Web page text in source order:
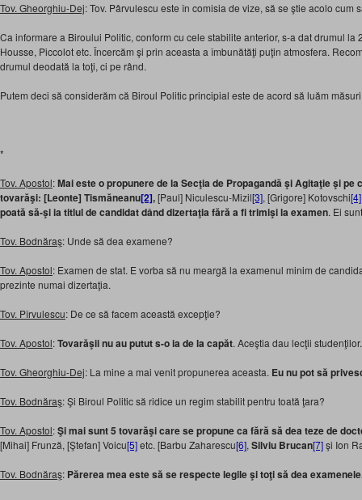
Tov. Gheorghiu-Dej: Tov. Pârvulescu este în comisia de vize, să se ştie acolo cum
Ca informare a Biroului Politic, conform cu cele stabilite anterior, s-a dat drumul la
Housse, Piccolot etc. Încercăm şi prin aceasta a îmbunătăţi puţin atmosfera.
drumul deodată la toţi, ci pe rând.
Putem deci să considerăm că Biroul Politic principial este de acord să luăm
*
Tov. Apostol:Mai este o propunere de la Secţia de Propagandă şi Agitaţie şi
tovarăşi: [Leonte] Tismăneanu[2],[Paul] Niculescu-Mizil[3], [Grigore] Kotovschi[4]
poată să-şi ia titlul de candidat dând dizertaţia fără a fi trimişi la examen. Ei
Tov. Bodnăraş: Unde să dea examene?
Tov. Apostol: Examen de stat. E vorba să nu meargă la examenul minim de
prezinte numai dizertaţia.
Tov. Pîrvulescu: De ce să facem această excepţie?
Tov. Apostol:Tovarăşii nu au putut s-o ia de la capăt. Aceştia dau lecţii studenţilor.
Tov. Gheorghiu-Dej: La mine a mai venit propunerea aceasta. Eu nu pot să
Tov. Bodnăraş: Şi Biroul Politic să ridice un regim stabilit pentru toată ţara?
Tov. Apostol:Şi mai sunt 5 tovarăşi care se propune ca fără să dea teze de
[Mihai] Frunză, [Ştefan] Voicu[5]etc. [Barbu Zaharescu[6], Silviu Brucan[7]şi Ion
Tov. Bodnăraş: Părerea mea este să se respecte legile şi toţi să dea